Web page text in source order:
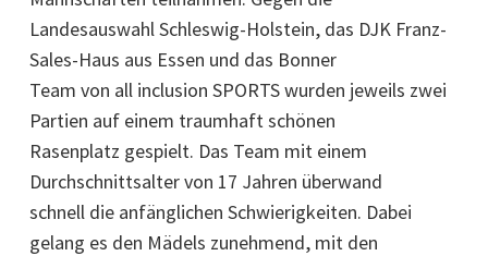
Landesauswahl Schleswig-Holstein, das DJK Franz-
Sales-Haus aus Essen und das Bonner
Team von all inclusion SPORTS wurden jeweils zwei
Partien auf einem traumhaft schönen
Rasenplatz gespielt. Das Team mit einem
Durchschnittsalter von 17 Jahren überwand
schnell die anfänglichen Schwierigkeiten. Dabei
gelang es den Mädels zunehmend, mit den